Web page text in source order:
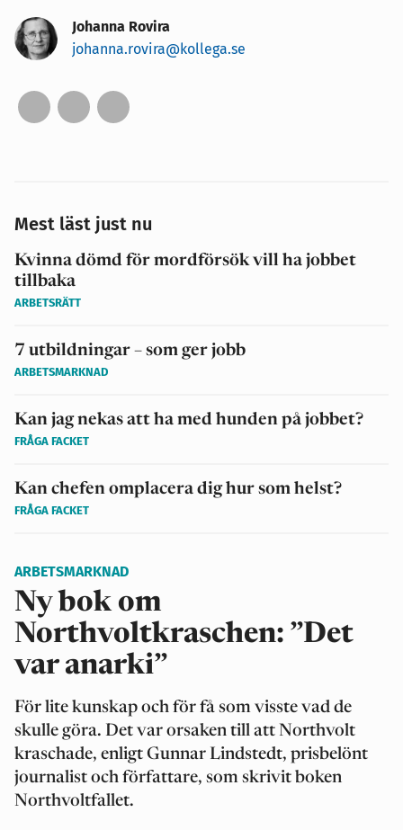
Johanna Rovira
johanna.rovira@kollega.se
Mest läst just nu
Kvinna dömd för mordförsök vill ha jobbet
tillbaka
ARBETSRÄTT
7 utbildningar – som ger jobb
ARBETSMARKNAD
Kan jag nekas att ha med hunden på jobbet?
FRÅGA FACKET
Kan chefen omplacera dig hur som helst?
FRÅGA FACKET
ARBETSMARKNAD
Ny bok om
Northvoltkraschen: ”Det
var anarki”
För lite kunskap och för få som visste vad de
skulle göra. Det var orsaken till att Northvolt
kraschade, enligt Gunnar Lindstedt, prisbelönt
journalist och författare, som skrivit boken
Northvoltfallet.